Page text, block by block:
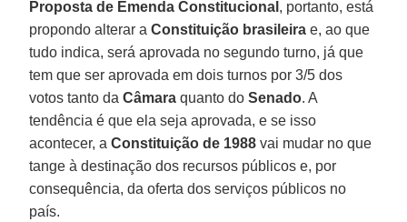
Proposta de Emenda Constitucional , portanto, está
propondo alterar aConstituição brasileira e, ao que
tudo indica, será aprovada no segundo turno, já que
tem que ser aprovada em dois turnos por 3/5 dos
votos tanto daCâmara quanto doSenado. A
tendência é que ela seja aprovada, e se isso
acontecer, aConstituição de 1988 vai mudar no que
tange à destinação dos recursos públicos e, por
consequência, da oferta dos serviços públicos no
país.